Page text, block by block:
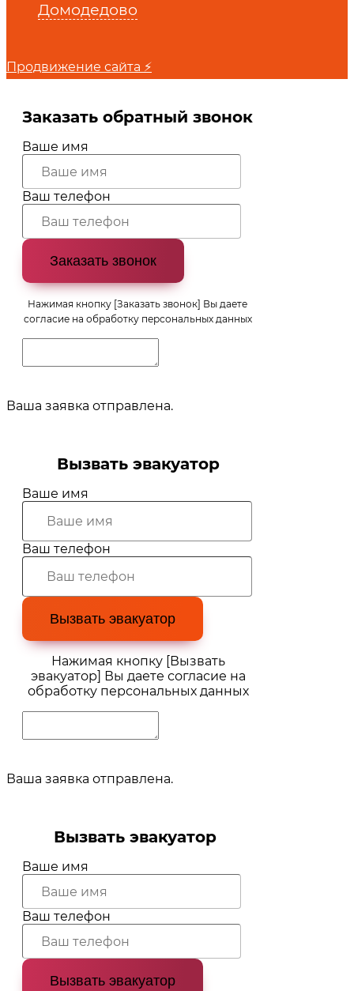
Домодедово
Продвижение сайта ⚡
Заказать обратный звонок
Ваше имя
Ваш телефон
Заказать звонок
Нажимая кнопку [Заказать звонок] Вы даете
согласие на обработку персональных данных
Ваша заявка отправлена.
Вызвать эвакуатор
Ваше имя
Ваш телефон
Вызвать эвакуатор
Нажимая кнопку [Вызвать
эвакуатор] Вы даете согласие на
обработку персональных данных
Ваша заявка отправлена.
Вызвать эвакуатор
Ваше имя
Ваш телефон
Вызвать эвакуатор